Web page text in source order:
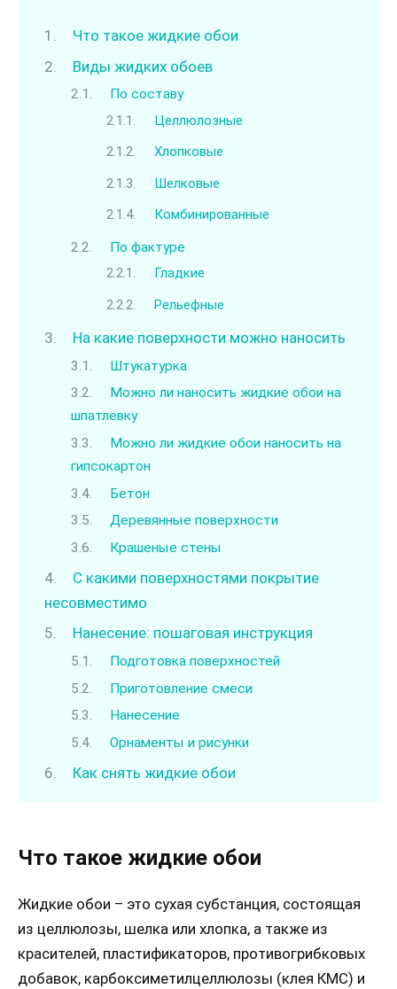
Что такое жидкие обои
Виды жидких обоев
По составу
Целлюлозные
Хлопковые
Шелковые
Комбинированные
По фактуре
Гладкие
Рельефные
На какие поверхности можно наносить
Штукатурка
Можно ли наносить жидкие обои на
шпатлевку
Можно ли жидкие обои наносить на
гипсокартон
Бетон
Деревянные поверхности
Крашеные стены
С какими поверхностями покрытие
несовместимо
Нанесение: пошаговая инструкция
Подготовка поверхностей
Приготовление смеси
Нанесение
Орнаменты и рисунки
Как снять жидкие обои
Что такое жидкие обои
Жидкие обои – это сухая субстанция, состоящая
из целлюлозы, шелка или хлопка, а также из
красителей, пластификаторов, противогрибковых
добавок, карбоксиметилцеллюлозы (клея КМС) и